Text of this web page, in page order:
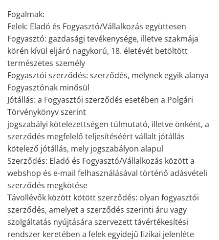
Fogalmak:
Felek: Eladó és Fogyasztó/Vállalkozás együttesen
Fogyasztó: gazdasági tevékenysége, illetve szakmája
körén kívül eljáró nagykorú, 18. életévét betöltött
természetes személy
Fogyasztói szerződés: szerződés, melynek egyik alanya
Fogyasztónak minősül
Jótállás: a Fogyasztói szerződés esetében a Polgári
Törvénykönyv szerint
jogszabályi kötelezettségen túlmutató, illetve önként, a
szerződés megfelelő teljesítéséért vállalt jótállás
kötelező jótállás, mely jogszabályon alapul
Szerződés: Eladó és Fogyasztó/Vállalkozás között a
webshop és e-mail felhasználásával történő adásvételi
szerződés megkötése
Távollévők között kötött szerződés: olyan fogyasztói
szerződés, amelyet a szerződés szerinti áru vagy
szolgáltatás nyújtására szervezett távértékesítési
rendszer keretében a felek egyidejű fizikai jelenléte